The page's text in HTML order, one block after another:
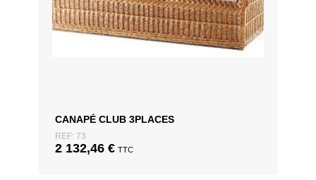
CANAPÉ CLUB 3PLACES
REF: 73
2 132,46 € TTC